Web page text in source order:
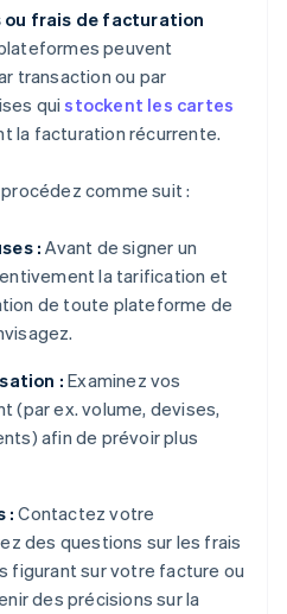
frais de facturation
peuvent
transaction ou par
quistockent les cartes
la facturation récurrente.
comme suit :
: Avant de signer un
la tarification et
de toute plateforme de
: Examinez vos
(par ex. volume, devises,
afin de prévoir plus
: Contactez votre
des questions sur les frais
figurant sur votre facture ou
des précisions sur la